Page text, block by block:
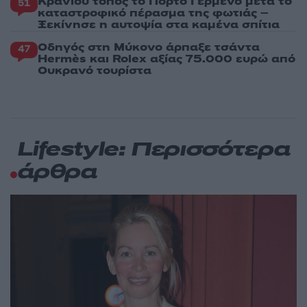
51
καταστροφικό πέρασμα της φωτιάς –
Ξεκίνησε η αυτοψία στα καμένα σπίτια
47 Οδηγός στη Μύκονο άρπαξε τσάντα
Hermès και Rolex αξίας 75.000 ευρώ από
Ουκρανό τουρίστα
Lifestyle: Περισσότερα
άρθρα